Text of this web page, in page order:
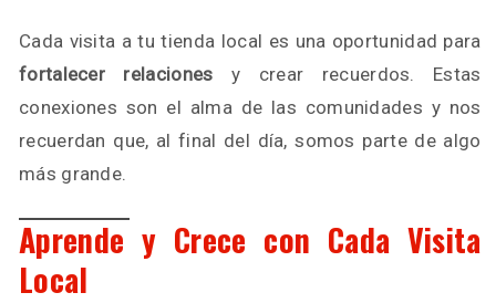
Cada visita a tu tienda local es una oportunidad para
fortalecer relaciones y crear recuerdos. Estas
conexiones son el alma de las comunidades y nos
recuerdan que, al final del día, somos parte de algo
más grande.
Aprende y Crece con Cada Visita
Local